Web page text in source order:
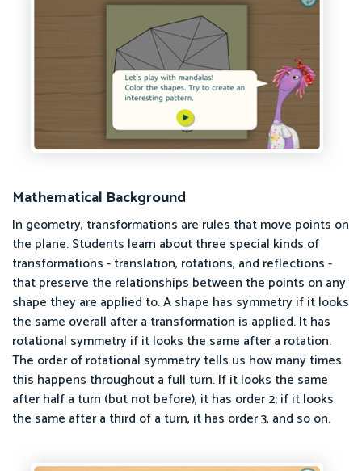
Mathematical Background
In geometry, transformations are rules that move points on
the plane. Students learn about three special kinds of
transformations - translation, rotations, and reflections -
that preserve the relationships between the points on any
shape they are applied to. A shape has symmetry if it looks
the same overall after a transformation is applied. It has
rotational symmetry if it looks the same after a rotation.
The order of rotational symmetry tells us how many times
this happens throughout a full turn. If it looks the same
after half a turn (but not before), it has order 2; if it looks
the same after a third of a turn, it has order 3, and so on.